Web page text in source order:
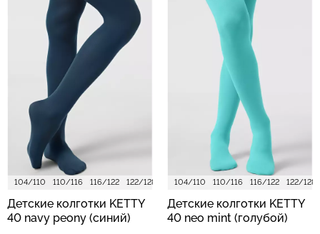
104/110 110/116 116/122 122/128 128/134 140/146 152/158
Детские колготки KETTY
40 navy peony (синий)
104/110 110/116 116/122 122/128
Детские колготки KETTY
40 neo mint (голубой)